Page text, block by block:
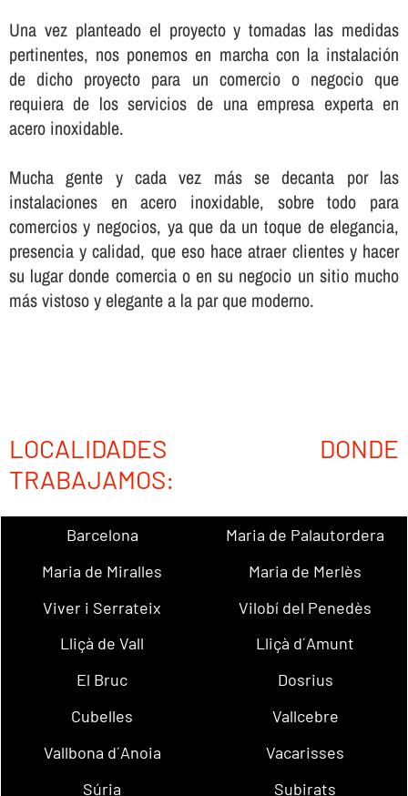
Una vez planteado el proyecto y tomadas las medidas
pertinentes, nos ponemos en marcha con la instalación
de dicho proyecto para un comercio o negocio que
requiera de los servicios de una empresa experta en
acero inoxidable.
Mucha gente y cada vez más se decanta por las
instalaciones en acero inoxidable, sobre todo para
comercios y negocios, ya que da un toque de elegancia,
presencia y calidad, que eso hace atraer clientes y hacer
su lugar donde comercia o en su negocio un sitio mucho
más vistoso y elegante a la par que moderno.
LOCALIDADES DONDE
TRABAJAMOS:
Barcelona
Maria de Palautordera
Maria de Miralles
Maria de Merlès
Viver i Serrateix
Vilobí del Penedès
Lliçà de Vall
Lliçà d´Amunt
El Bruc
Dosrius
Cubelles
Vallcebre
Vallbona d´Anoia
Vacarisses
Súria
Subirats